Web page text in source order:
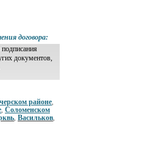
договора:
документов,
районе
Соломенском
Васильков